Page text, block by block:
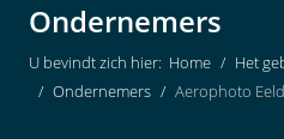
Ondernemers
U bevindt zich hier: Home Het
Ondernemers
Aerophoto